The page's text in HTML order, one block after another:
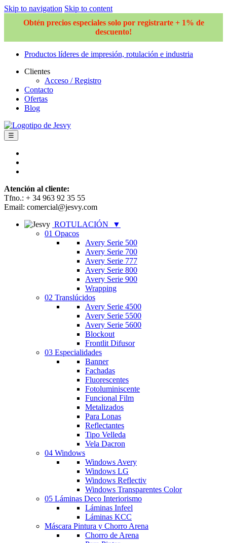
Skip to navigation Skip to content
Obtén precios especiales solo por registrarte + 1% de
descuento!
Productos líderes de impresión, rotulación e industria
Clientes
Acceso / Registro
Contacto
Ofertas
Blog
☰
Atención al cliente:
Tfno.: + 34 963 92 35 55
Email: comercial@jesvy.com
ROTULACIÓN
▼
01 Opacos
Avery Serie 500
Avery Serie 700
Avery Serie 777
Avery Serie 800
Avery Serie 900
Wrapping
02 Translúcidos
Avery Serie 4500
Avery Serie 5500
Avery Serie 5600
Blockout
Frontlit Difusor
03 Especialidades
Banner
Fachadas
Fluorescentes
Fotoluminiscente
Funcional Film
Metalizados
Para Lonas
Reflectantes
Tipo Velleda
Vela Dacron
04 Windows
Windows Avery
Windows LG
Windows Reflectiv
Windows Transparentes Color
05 Láminas Deco Interiorismo
Láminas Infeel
Láminas KCC
Máscara Pintura y Chorro Arena
Chorro de Arena